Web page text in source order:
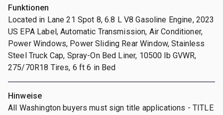
Funktionen
Located in Lane 21 Spot 8, 6.8 L V8 Gasoline Engine, 2023
US EPA Label, Automatic Transmission, Air Conditioner,
Power Windows, Power Sliding Rear Window, Stainless
Steel Truck Cap, Spray-On Bed Liner, 10500 lb GVWR,
275/70R18 Tires, 6 ft 6 in Bed
Hinweise
All Washington buyers must sign title applications - TITLE